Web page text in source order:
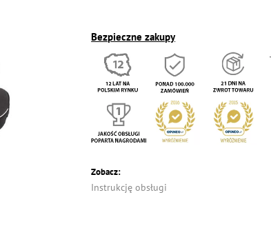
Bezpieczne zakupy
Zobacz:
Instrukcję obsługi